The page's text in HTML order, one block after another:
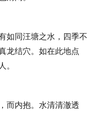
如同汪塘之水，四季不
龙结穴。如在此地点
。
而内抱。水清清澈透